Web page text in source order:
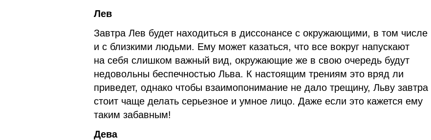
Лев
Завтра Лев будет находиться в диссонансе с окружающими, в том числе
и с близкими людьми. Ему может казаться, что все вокруг напускают
на себя слишком важный вид, окружающие же в свою очередь будут
недовольны беспечностью Льва. К настоящим трениям это вряд ли
приведет, однако чтобы взаимопонимание не дало трещину, Льву завтра
стоит чаще делать серьезное и умное лицо. Даже если это кажется ему
таким забавным!
Дева